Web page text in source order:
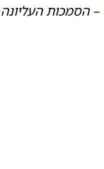
– הסמכות